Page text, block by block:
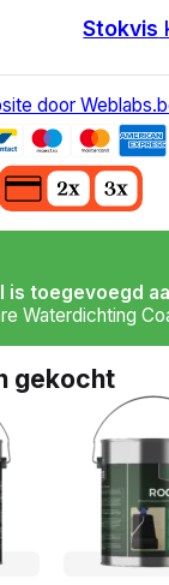
Stokvis
door
is toegevoegd
Waterdichting
gekocht